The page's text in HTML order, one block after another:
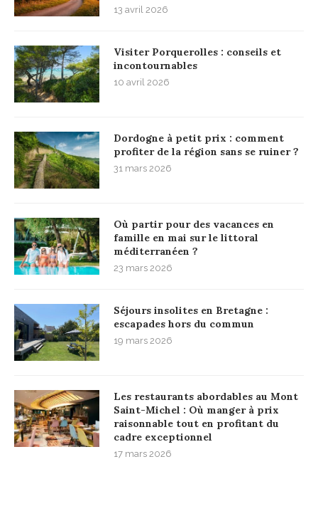
13 avril 2026
Visiter Porquerolles : conseils et
incontournables
10 avril 2026
Dordogne à petit prix : comment
profiter de la région sans se ruiner ?
31 mars 2026
Où partir pour des vacances en
famille en mai sur le littoral
méditerranéen ?
23 mars 2026
Séjours insolites en Bretagne :
escapades hors du commun
19 mars 2026
Les restaurants abordables au Mont
Saint-Michel : Où manger à prix
raisonnable tout en profitant du
cadre exceptionnel
17 mars 2026